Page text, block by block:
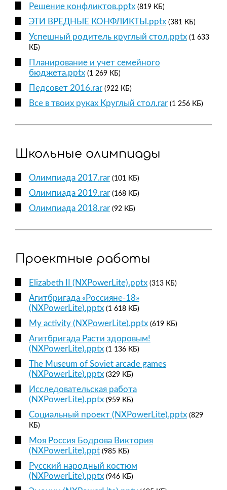
Решение конфликтов.pptx (819 КБ)
ЭТИ ВРЕДНЫЕ КОНФЛИКТЫ.pptx (381 КБ)
Успешный родитель круглый стол.pptx (1 633
КБ)
Планирование и учет семейного
бюджета.pptx (1 269 КБ)
Педсовет 2016.rar (922 КБ)
Все в твоих руках Круглый стол.rar (1 256 КБ)
Школьные олимпиады
Олимпиада 2017.rar (101 КБ)
Олимпиада 2019.rar (168 КБ)
Олимпиада 2018.rar (92 КБ)
Проектные работы
Elizabeth II (NXPowerLite).pptx (313 КБ)
Агитбригада «Россияне-18»
(NXPowerLite).pptx (1 618 КБ)
My activity (NXPowerLite).pptx (619 КБ)
Агитбригада Расти здоровым!
(NXPowerLite).pptx (1 136 КБ)
The Museum of Soviet arcade games
(NXPowerLite).pptx (329 КБ)
Исследовательская работа
(NXPowerLite).pptx (959 КБ)
Социальный проект (NXPowerLite).pptx (829
КБ)
Моя Россия Бодрова Виктория
(NXPowerLite).ppt (985 КБ)
Русский народный костюм
(NXPowerLite).pptx (946 КБ)